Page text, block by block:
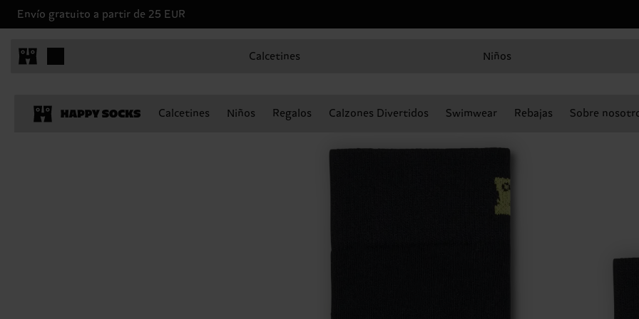
Envío gratuito a partir de 25 EUR
Calcetines Niños
Calcetines Niños Regalos Calzones Divertidos Swimwear Rebajas Sobre